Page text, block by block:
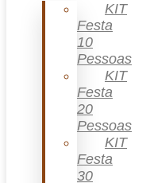
KIT
Festa
10
Pessoas
KIT
Festa
20
Pessoas
KIT
Festa
30